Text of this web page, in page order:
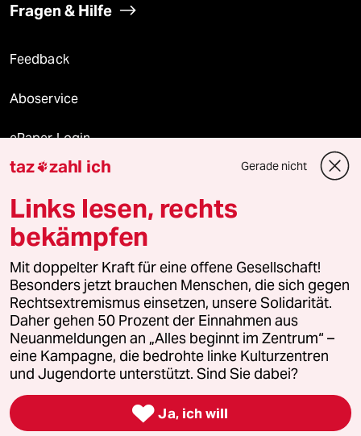
Fragen & Hilfe
Feedback
Aboservice
ePaper Login
Downloads für Abonnierende
© 2026 taz Verlags und Vertriebs GmbH
Alle Rechte vorbehalten. Bei rechtlichen Fragen oder für Genehmigungen
wenden Sie sich bitte an lizenzen@taz.de
Feedback Redaktionsstatut Kommune-Richtlinien
Leitlinie Informant Datenschutz Impressum AGB
Seitenwende Einwilligungen widerrufen (Ads)
taz zahl ich Gerade nicht
Links lesen, rechts
bekämpfen
Mit doppelter Kraft für eine offene Gesellschaft!
Besonders jetzt brauchen Menschen, die sich gegen
Rechtsextremismus einsetzen, unsere Solidarität.
Daher gehen 50 Prozent der Einnahmen aus
Neuanmeldungen an „Alles beginnt im Zentrum“ –
eine Kampagne, die bedrohte linke Kulturzentren
und Jugendorte unterstützt. Sind Sie dabei?
 Ja, ich will